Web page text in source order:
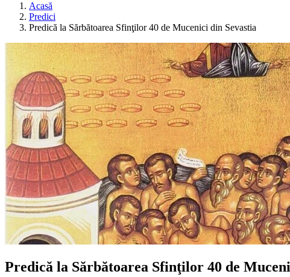
Acasă
Predici
Predică la Sărbătoarea Sfinţilor 40 de Mucenici din Sevastia
Predică la Sărbătoarea Sfinţilor 40 de